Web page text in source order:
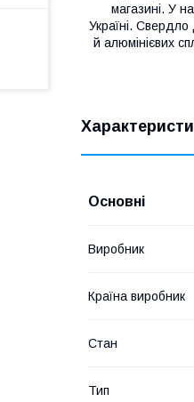
магазині. У
Україні. Свердло
й алюмінієвих
Основні
Виробник
Країна виробник
Стан
Тип